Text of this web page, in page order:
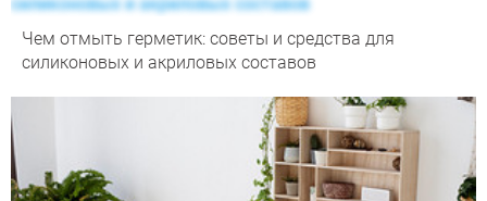
Чем отмыть герметик: советы и средства для
силиконовых и акриловых составов